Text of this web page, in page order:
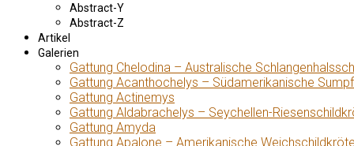
Abstract-Y
Abstract-Z
Artikel
Galerien
Gattung Chelodina – Australische
Gattung Acanthochelys – Südamerikanische
Gattung Actinemys
Gattung Aldabrachelys – Seychellen-
Gattung Amyda
Gattung Apalone – Amerikanische